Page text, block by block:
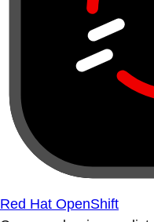
Red Hat OpenShift